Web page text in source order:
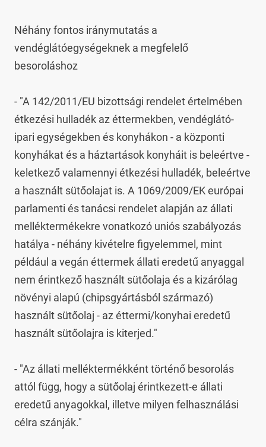
Néhány fontos iránymutatás a
vendéglátóegységeknek a megfelelő
besoroláshoz
- "A 142/2011/EU bizottsági rendelet értelmében
étkezési hulladék az éttermekben, vendéglátó-
ipari egységekben és konyhákon - a központi
konyhákat és a háztartások konyháit is beleértve -
keletkező valamennyi étkezési hulladék, beleértve
a használt sütőolajat is. A 1069/2009/EK európai
parlamenti és tanácsi rendelet alapján az állati
melléktermékekre vonatkozó uniós szabályozás
hatálya - néhány kivételre figyelemmel, mint
például a vegán éttermek állati eredetű anyaggal
nem érintkező használt sütőolaja és a kizárólag
növényi alapú (chipsgyártásból származó)
használt sütőolaj - az éttermi/konyhai eredetű
használt sütőolajra is kiterjed."
- "Az állati melléktermékként történő besorolás
attól függ, hogy a sütőolaj érintkezett-e állati
eredetű anyagokkal, illetve milyen felhasználási
célra szánják."